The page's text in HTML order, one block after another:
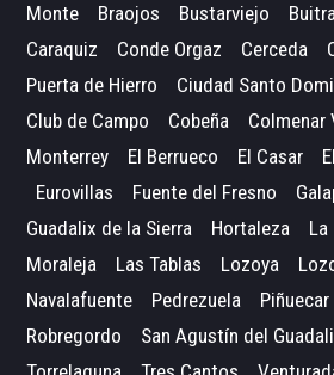
Monte
Braojos Bustarviejo
Caraquiz
Conde Orgaz Cerceda
Puerta de Hierro
Ciudad Santo
Club de Campo
Cobeña Colmenar
Monterrey
El Berrueco El Casar
Eurovillas
Fuente del Fresno
Guadalix de la Sierra
Hortaleza La
Moraleja
Las Tablas Lozoya
Navalafuente
Pedrezuela Piñuecar
Robregordo
San Agustín del